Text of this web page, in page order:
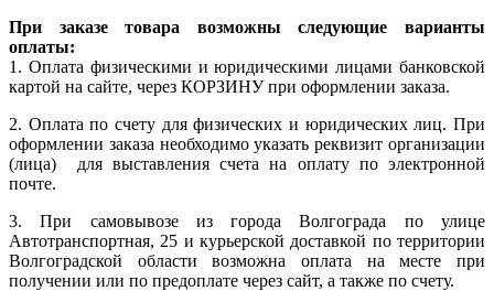
При заказе товара возможны следующие варианты
оплаты:
1. Оплата физическими и юридическими лицами банковской
картой на сайте, через КОРЗИНУ при оформлении заказа.
2. Оплата по счету для физических и юридических лиц. При
оформлении заказа необходимо указать реквизит организации
(лица) для выставления счета на оплату по электронной
почте.
3. При самовывозе из города Волгограда по улице
Автотранспортная, 25 и курьерской доставкой по территории
Волгоградской области возможна оплата на месте при
получении или по предоплате через сайт, а также по счету.